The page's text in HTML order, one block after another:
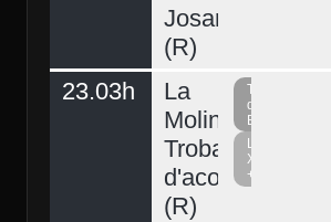
Diumenge 09
Josart
(R)
23.03h
La
Molina,
Trobada
d'acordionistes
(R)
Televisió
del
Berguedà
La
Xarxa
+